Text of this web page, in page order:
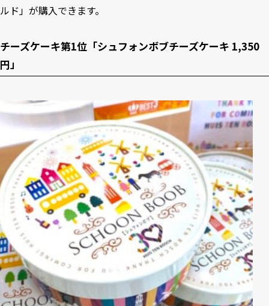
ルド」が購入できます。
チーズケーキ第1位「シュフォンボブチーズケーキ 1,350
円」